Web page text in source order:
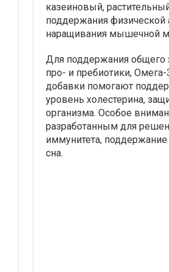
казеиновый,
поддержания физической
наращивания мышечной
Для поддержания общего
про- и пребиотики,
добавки помогают
уровень холестерина,
организма. Особое
разработанным для
иммунитета,
сна.